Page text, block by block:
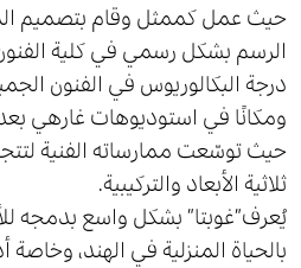
حيث عمل كممثل وقام بتصميم
الرسم بشكل رسمي في كلية
درجة البكالوريوس في الفنون
ومكانًا في استوديوهات غارهي بعد
حيث توسّعت ممارساته الفنية
ثلاثية الأبعاد والتركيبية.
يُعرف”غوبتا” بشكل واسع بدمجه
بالحياة المنزلية في الهند،